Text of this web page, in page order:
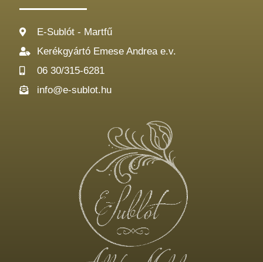
E-Sublót - Martfű
Kerékgyártó Emese Andrea e.v.
06 30/315-6281
info@e-sublot.hu